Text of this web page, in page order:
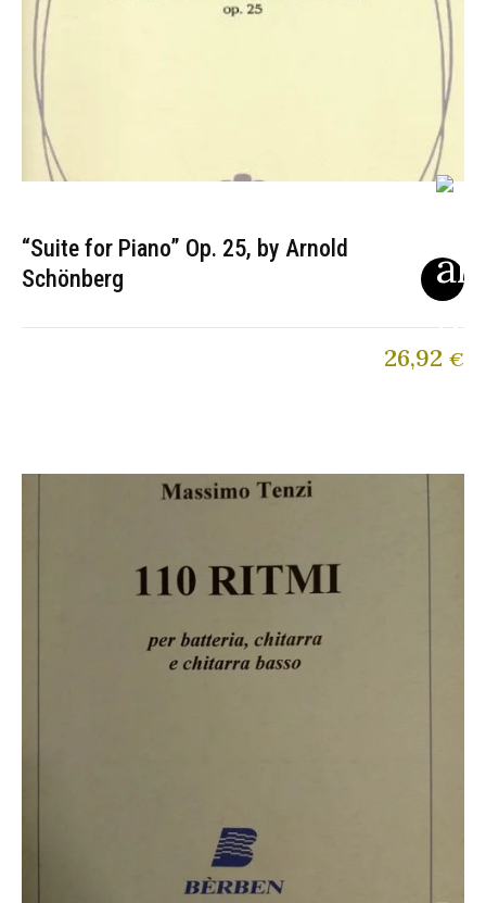
“Suite for Piano” Op. 25, by Arnold
Schönberg
26,92 €